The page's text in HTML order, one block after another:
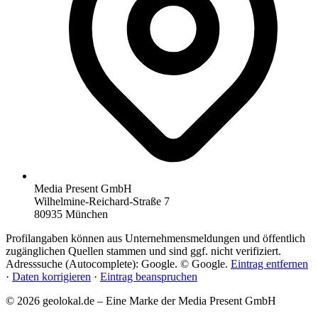
Media Present GmbH
Wilhelmine-Reichard-Straße 7
80935 München
Profilangaben können aus Unternehmensmeldungen und öffentlich
zugänglichen Quellen stammen und sind ggf. nicht verifiziert.
Adresssuche (Autocomplete): Google. © Google. Eintrag entfernen
· Daten korrigieren · Eintrag beanspruchen
© 2026 geolokal.de – Eine Marke der Media Present GmbH